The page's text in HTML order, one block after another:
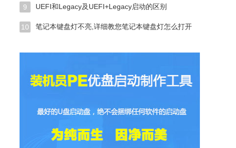
9 UEFI和Legacy及UEFI+Legacy启动的区别
10 笔记本键盘灯不亮,详细教您笔记本键盘灯怎么打开